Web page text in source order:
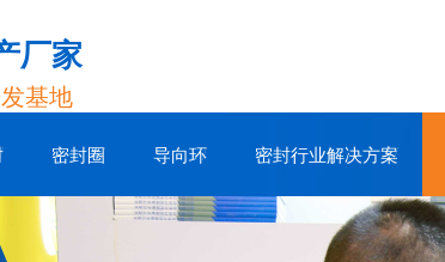
厂家
基地
密封圈 导向环 密封行业解决方案